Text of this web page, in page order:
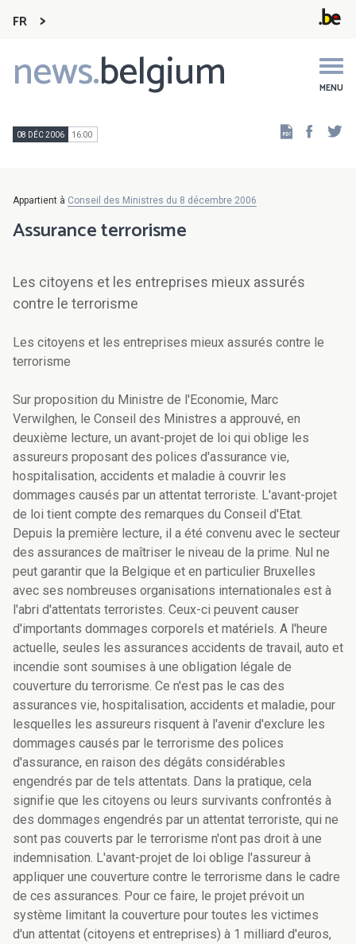
FR
news.belgium MENU
Main
navigation
08 DÉC 2006 16:00
Appartient à Conseil des Ministres du 8 décembre 2006
Assurance terrorisme
Les citoyens et les entreprises mieux assurés
contre le terrorisme
Les citoyens et les entreprises mieux assurés contre le
terrorisme
Sur proposition du Ministre de l'Economie, Marc
Verwilghen, le Conseil des Ministres a approuvé, en
deuxième lecture, un avant-projet de loi qui oblige les
assureurs proposant des polices d'assurance vie,
hospitalisation, accidents et maladie à couvrir les
dommages causés par un attentat terroriste. L'avant-projet
de loi tient compte des remarques du Conseil d'Etat.
Depuis la première lecture, il a été convenu avec le secteur
des assurances de maîtriser le niveau de la prime. Nul ne
peut garantir que la Belgique et en particulier Bruxelles
avec ses nombreuses organisations internationales est à
l'abri d'attentats terroristes. Ceux-ci peuvent causer
d'importants dommages corporels et matériels. A l'heure
actuelle, seules les assurances accidents de travail, auto et
incendie sont soumises à une obligation légale de
couverture du terrorisme. Ce n'est pas le cas des
assurances vie, hospitalisation, accidents et maladie, pour
lesquelles les assureurs risquent à l'avenir d'exclure les
dommages causés par le terrorisme des polices
d'assurance, en raison des dégâts considérables
engendrés par de tels attentats. Dans la pratique, cela
signifie que les citoyens ou leurs survivants confrontés à
des dommages engendrés par un attentat terroriste, qui ne
sont pas couverts par le terrorisme n'ont pas droit à une
indemnisation. L'avant-projet de loi oblige l'assureur à
appliquer une couverture contre le terrorisme dans le cadre
de ces assurances. Pour ce faire, le projet prévoit un
système limitant la couverture pour toutes les victimes
d'un attentat (citoyens et entreprises) à 1 milliard d'euros,